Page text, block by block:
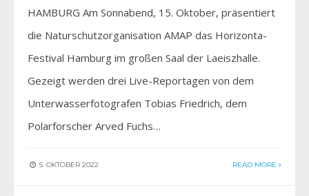
HAMBURG Am Sonnabend, 15. Oktober, präsentiert
die Naturschutzorganisation AMAP das Horizonta-
Festival Hamburg im großen Saal der Laeiszhalle.
Gezeigt werden drei Live-Reportagen von dem
Unterwasserfotografen Tobias Friedrich, dem
Polarforscher Arved Fuchs…
5. OKTOBER 2022 READ MORE